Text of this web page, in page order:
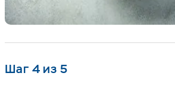
Шаг 4 из 5